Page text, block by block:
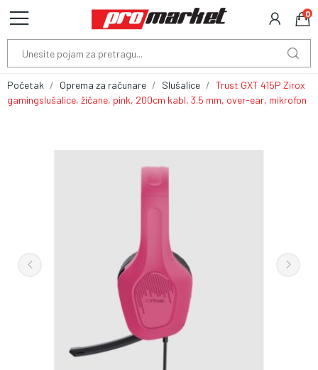
0
Početak Oprema za računare Slušalice
Trust GXT 415P Zirox
gamingslušalice, žičane, pink, 200cm kabl, 3.5 mm, over-ear, mikrofon